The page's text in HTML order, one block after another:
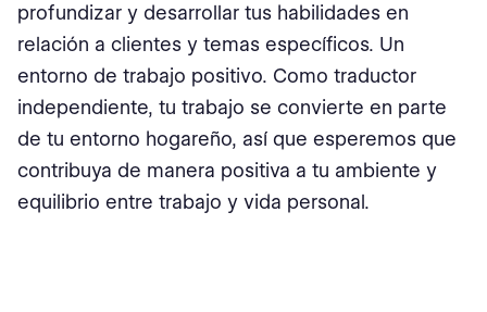
profundizar y desarrollar tus habilidades en
relación a clientes y temas específicos. Un
entorno de trabajo positivo. Como traductor
independiente, tu trabajo se convierte en parte
de tu entorno hogareño, así que esperemos que
contribuya de manera positiva a tu ambiente y
equilibrio entre trabajo y vida personal.